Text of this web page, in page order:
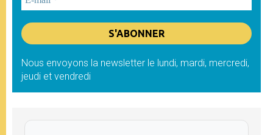
Nous envoyons la newsletter le lundi, mardi, mercredi,
jeudi et vendredi